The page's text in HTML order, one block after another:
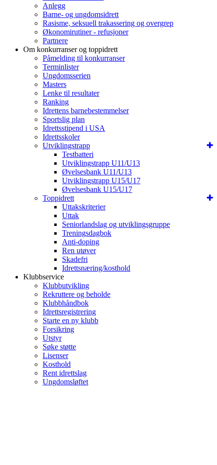
Anlegg
Barne- og ungdomsidrett
Rasisme, seksuell trakassering og overgrep
Økonomirutiner - refusjoner
Partnere
Om konkurranser og toppidrett
Påmelding til konkurranser
Terminlister
Ungdomsserien
Masters
Lenke til resultater
Ranking
Idrettens barnebestemmelser
Sportslig plan
Idrettsstipend i USA
Idrettsskoler
Utviklingstrapp
Testbatteri
Utviklingstrapp U11/U13
Øvelsesbank U11/U13
Utviklingstrapp U15/U17
Øvelsesbank U15/U17
Toppidrett
Uttakskriterier
Uttak
Seniorlandslag og utviklingsgruppe
Treningsdagbok
Anti-doping
Ren utøver
Skadefri
Idrettsnæring/kosthold
Klubbservice
Klubbutvikling
Rekruttere og beholde
Klubbhåndbok
Idrettsregistrering
Starte en ny klubb
Forsikring
Utstyr
Søke støtte
Lisenser
Kosthold
Rent idrettslag
Ungdomsløftet